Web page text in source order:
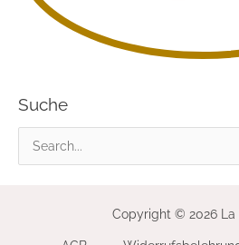
Suche
Copyright © 2026 La